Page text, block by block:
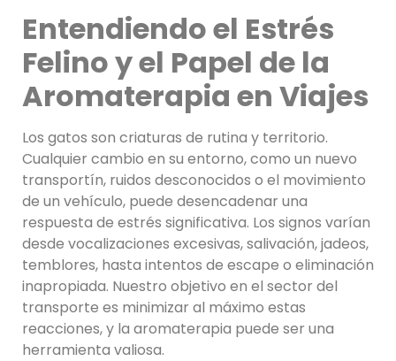
Entendiendo el Estrés
Felino y el Papel de la
Aromaterapia en Viajes
Los gatos son criaturas de rutina y territorio.
Cualquier cambio en su entorno, como un nuevo
transportín, ruidos desconocidos o el movimiento
de un vehículo, puede desencadenar una
respuesta de estrés significativa. Los signos varían
desde vocalizaciones excesivas, salivación, jadeos,
temblores, hasta intentos de escape o eliminación
inapropiada. Nuestro objetivo en el sector del
transporte es minimizar al máximo estas
reacciones, y la aromaterapia puede ser una
herramienta valiosa.